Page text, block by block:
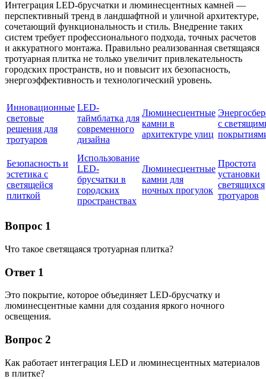
Интеграция LED-брусчатки и люминесцентных камней —
перспективный тренд в ландшафтной и уличной архитектуре,
сочетающий функциональность и стиль. Внедрение таких
систем требует профессионального подхода, точных расчетов
и аккуратного монтажа. Правильно реализованная светящаяся
тротуарная плитка не только увеличит привлекательность
городских пространств, но и повысит их безопасность,
энергоэффективность и технологический уровень.
Инновационные
световые
решения для
тротуаров
LED-
таймблатка для
современного
дизайна
Люминесцентные
камни в
архитектуре улиц
с
Безопасность и
эстетика с
светящейся
плиткой
Использование
LED-
брусчатки в
городских
пространствах
Люминесцентные
камни для
ночных прогулок
Простота
установки
светящихся
тротуаров
Вопрос 1
Что такое светящаяся тротуарная плитка?
Ответ 1
Это покрытие, которое объединяет LED-брусчатку и
люминесцентные камни для создания яркого ночного
освещения.
Вопрос 2
Как работает интеграция LED и люминесцентных материалов
в плитке?